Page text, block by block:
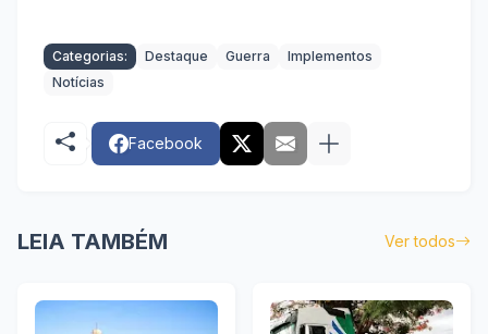
Categorias: Destaque Guerra
Implementos
Notícias
Facebook
LEIA TAMBÉM Ver todos